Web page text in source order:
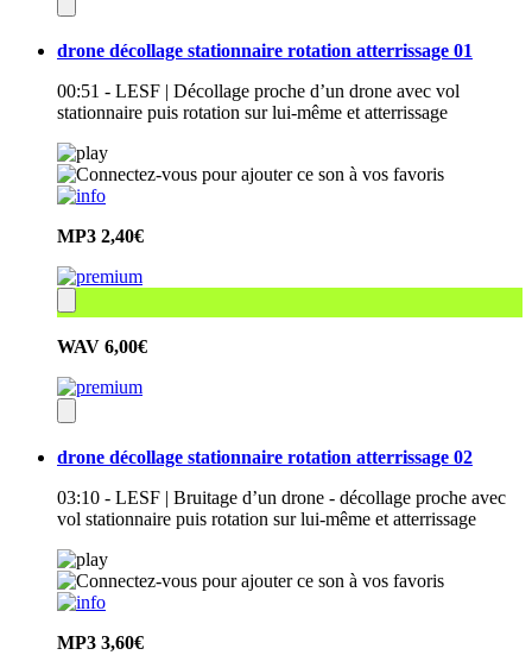
drone décollage stationnaire rotation atterrissage 01
00:51 - LESF | Décollage proche d’un drone avec vol
stationnaire puis rotation sur lui-même et atterrissage
MP3 2,40€
WAV 6,00€
drone décollage stationnaire rotation atterrissage 02
03:10 - LESF | Bruitage d’un drone - décollage proche avec
vol stationnaire puis rotation sur lui-même et atterrissage
MP3 3,60€